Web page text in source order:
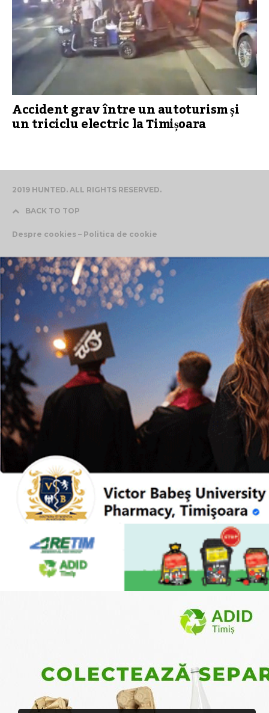
Accident grav între un autoturism și
un triciclu electric la Timișoara
2019 HUNTED. ALL RIGHTS RESERVED.
BACK TO TOP
Despre cookies – Politica de cookie